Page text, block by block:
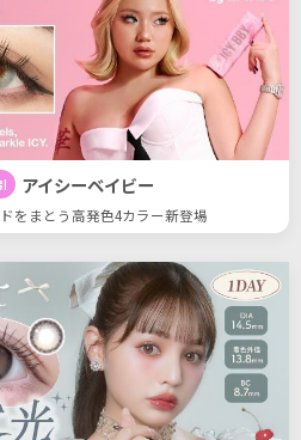
アイシーベイビー
をまとう高発色4カラー新登場